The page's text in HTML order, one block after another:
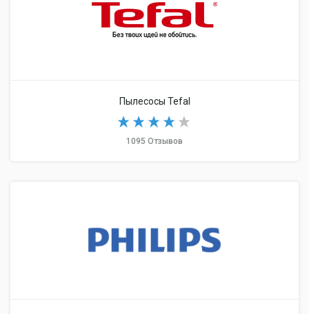
Пылесосы Tefal
1095 Отзывов